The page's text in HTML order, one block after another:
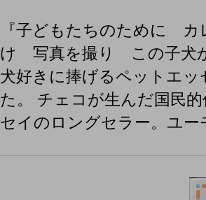
『子どもたちのために
け 写真を撮り この子
犬好きに捧げるペットエ
た。 チェコが生んだ国民
セイのロングセラー。ユ